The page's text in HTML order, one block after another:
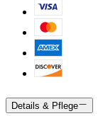
Details & Pflege